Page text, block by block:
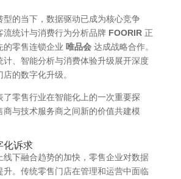
型的当下，数据驱动已成为核心竞争
流统计与消费行为分析品牌 FOORIR正
的零售连锁企业 唯品会达成战略合作。
计、智能分析与消费体验升级展开深度
的数字化升级。
了零售行业在智能化上的一次重要探
商与技术服务商之间新的价值共建模
化诉求
线下融合趋势的加快，零售企业对数据
升。传统零售门店在管理和运营中面临